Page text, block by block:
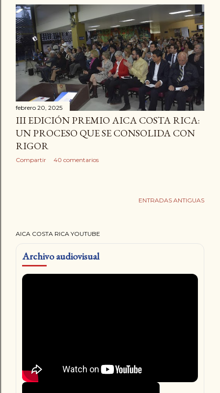
febrero 20, 2025
III EDICIÓN PREMIO AICA COSTA RICA:
UN PROCESO QUE SE CONSOLIDA CON
RIGOR
Compartir 40 comentarios
ENTRADAS ANTIGUAS
AICA COSTA RICA YOUTUBE
Archivo audiovisual